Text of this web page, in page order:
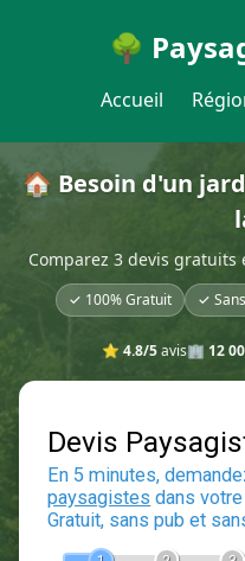
🌳
Accueil
🏠 Besoin d'un
Comparez 3 devis
✓ 100% Gratuit ✓
⭐ 4.8/5avis🏢 12
Devis